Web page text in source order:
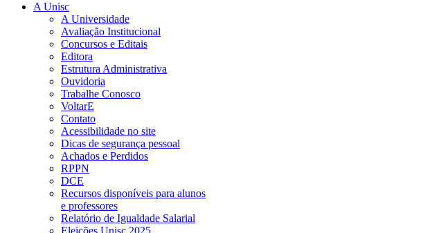
A Unisc
A Universidade
Avaliação Institucional
Concursos e Editais
Editora
Estrutura Administrativa
Ouvidoria
Trabalhe Conosco
VoltarE
Contato
Acessibilidade no site
Dicas de segurança pessoal
Achados e Perdidos
RPPN
DCE
Recursos disponíveis para alunos
e professores
Relatório de Igualdade Salarial
Eleições Unisc 2025